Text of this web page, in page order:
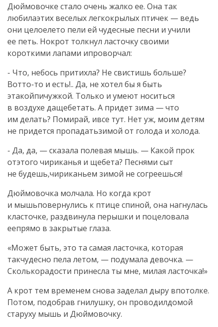
Дюймовочке стало очень жалко ее. Она так
любилаэтих веселых легкокрылых птичек — ведь
они целоелето пели ей чудесные песни и учили
ее петь. Нокрот толкнул ласточку своими
короткими лапами ипроворчал:
- Что, небось притихла? Не свистишь больше?
Вотто-то и есть!.. Да, не хотел бы я быть
этакойпичужкой. Только и умеют носиться
в воздухе дащебетать. А придет зима — что
им делать? Помирай, ивсе тут. Нет уж, моим детям
не придется пропадатьзимой от голода и холода.
- Да, да, — сказала полевая мышь. — Какой прок
отэтого чириканья и щебета? Песнями сыт
не будешь,чириканьем зимой не согреешься!
Дюймовочка молчала. Но когда крот
и мышьповернулись к птице спиной, она нагнулась
класточке, раздвинула перышки и поцеловала
еепрямо в закрытые глаза.
«Может быть, это та самая ласточка, которая
такчудесно пела летом, — подумала девочка. —
Сколькорадости принесла ты мне, милая ласточка!»
А крот тем временем снова заделал дыру впотолке.
Потом, подобрав гнилушку, он проводилдомой
старуху мышь и Дюймовочку.